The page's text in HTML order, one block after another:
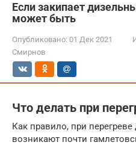
Если закипает
может быть
Опубликовано: 01 Дек 2021
Смирнов
Что делать при
Как правило, при перегреве
возникают почти